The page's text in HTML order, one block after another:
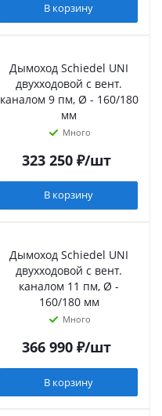
В корзину
Дымоход Schiedel UNI
двухходовой с вент.
каналом 9 пм, Ø - 160/180
мм
Много
323 250₽/шт
В корзину
Дымоход Schiedel UNI
двухходовой с вент.
каналом 11 пм, Ø -
160/180 мм
Много
366 990₽/шт
В корзину